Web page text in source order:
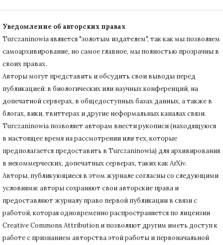
Уведомление об авторских правах
Turczaninowiа является "золотым издателем", так как мы позволяем
самоархивирование, но самое главное, мы полностью прозрачны в
своих правах.
Авторы могут представить и обсудить свои выводы перед
публикацией: в биологических или научных конференций, на
допечатной серверах, в общедоступных базах данных, а также в
блогах, вики, твиттерах и другие неформальных каналах связи.
Turczaninowiа позволяет авторам внести рукописи (находящуюся
в настоящее время на рассмотрении или тех, которые
предполагается предоставить в Turczaninowia) для архивирования
в некоммерческих, допечатных серверах, таких как ArXiv.
Авторы, публикующиеся в этом журнале согласны со следующими
условиями: авторы сохраняют свои авторские права и
предоставляют журналу право первой публикации в связи с
работой, которая одновременно распространяется по лицензии
Creative Commons Attribution и позволяют другим иметь доступ к
работе с признанием авторства этой работы и первоначальной